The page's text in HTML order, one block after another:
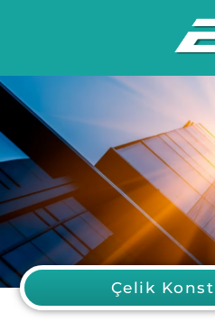
Çelik